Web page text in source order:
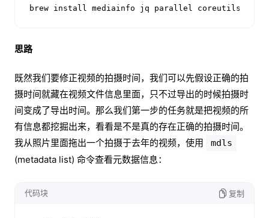
brew install mediainfo jq parallel coreutils
思路
既然我们要修正视频的拍摄时间，我们可以先假设正确的拍
摄时间就藏在视频文件信息里面，只不过导出的时候拍摄时
间变成了导出时间。那么我们第一步的任务就是把视频的所
有信息都挖掘出来，看看是不是真的存在正确的拍摄时间。
我从照片里面拖出一个拍摄于去年的视频，使用
mdls
(metadata list) 命令查看元数据信息：
代码块 复制